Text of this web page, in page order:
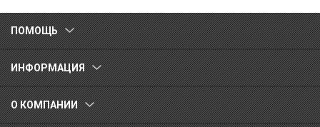
ПОМОЩЬ
ИНФОРМАЦИЯ
О КОМПАНИИ